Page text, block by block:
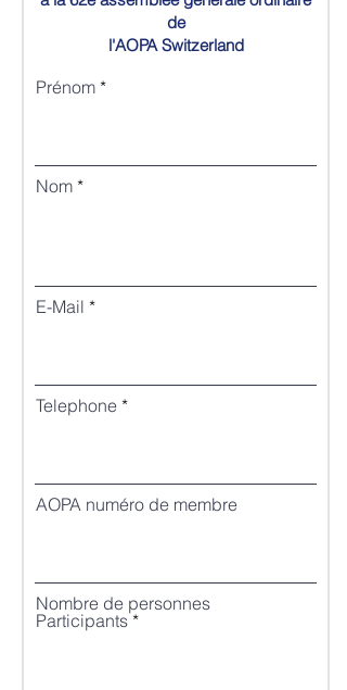
de
l'AOPA Switzerland
Prénom
Nom
E-Mail
Telephone
AOPA numéro de membre
Nombre de personnes
Participants